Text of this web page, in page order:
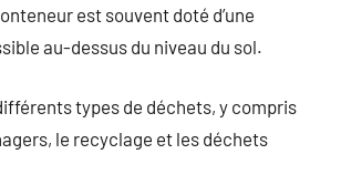
est souvent doté d’une
au-dessus du niveau du sol.
types de déchets, y compris
le recyclage et les déchets